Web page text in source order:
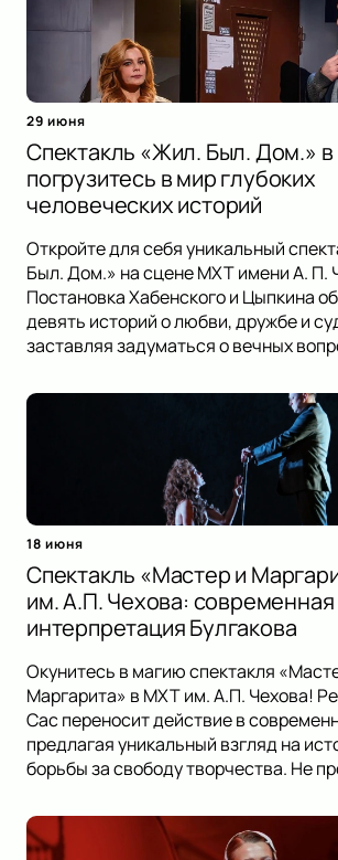
29 июня
Спектакль «Жил. Был. Дом.»
погрузитесь в мир глубоких
человеческих историй
Откройте для себя уникальный
Был. Дом.» на сцене МХТ имени А. П.
Постановка Хабенского и Цыпкина
девять историй о любви, дружбе и
заставляя задуматься о вечных
18 июня
Спектакль «Мастер и
им. А.П. Чехова: современная
интерпретация Булгакова
Окунитесь в магию спектакля
Маргарита» в МХТ им. А.П. Чехова!
Сас переносит действие в
предлагая уникальный взгляд на
борьбы за свободу творчества. Не